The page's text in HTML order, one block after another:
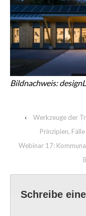
Bildnachweis:
‹
Werkzeuge der
Prinzipien,
Webinar 17:
Schreibe